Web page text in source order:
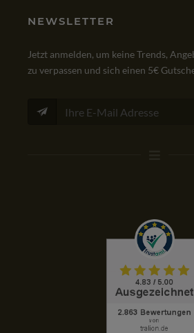
NEWSLETTER
Jetzt anmelden, um keine Trends,
zu verpassen und sich einen 5€